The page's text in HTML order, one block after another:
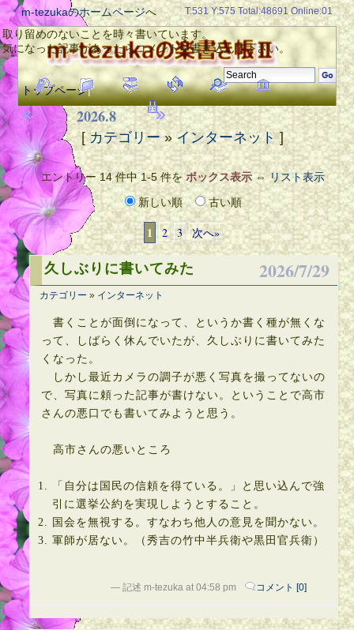
トップページ|
[ カテゴリー» インターネット]
エントリー 14 件中 1-5 件をボックス表示⇔リスト表示
新しい順
古い順
1 2 3 次へ»
久しぶりに書いてみた 2026/7/29
カテゴリー » インターネット
書くことが面倒になって、というか書く種が無くな
って、しばらく休んでいたが、久しぶりに書いてみた
くなった。
しかし最近カメラの調子が悪く写真を撮ってないの
で、写真に頼った記事が書けない。ということで高市
さんの悪口でも書いてみようと思う。
高市さんの悪いところ
「自分は国民の信頼を得ている。」と思い込んで強
引に選挙公約を実現しようとすること。
国会を無視する。すなわち他人の意見を聞かない。
軍師が居ない。（秀吉の竹中半兵衛や黒田官兵衛）
— 記述 m-tezuka at 04:58 pm コメント [0]
2026.8
T:531 Y:575 Total:48691 Online:01
取り留めのないことを時々書いています。
気になった記事があったらコメントを書き込んで下さい。
m-tezukaのホームページへ